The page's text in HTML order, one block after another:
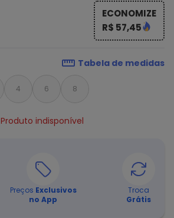
ECONOMIZE
R$ 57,45
Tabela de medidas
4 6 8
Produto indisponível
Preços Exclusivos
no App
Troca
Grátis